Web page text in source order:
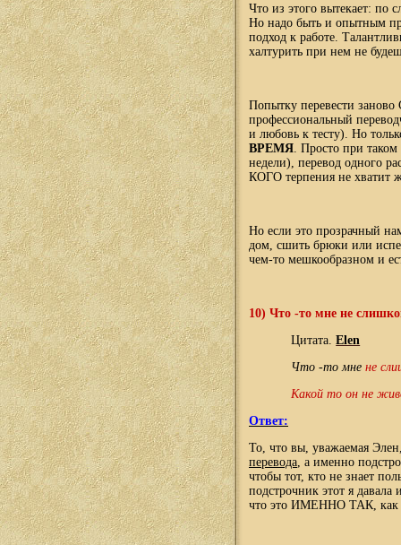
Что из этого вытекает: по
Но надо быть и опытным
подход к работе.
халтурить при нем не
Попытку перевести заново
профессиональный
и любовь к тесту). Но
ВРЕМЯ . Просто при
недели), перевод одного
КОГО терпения не хватит
Но если это прозрачный
дом, сшить брюки или
чем-то мешкообразном и
10) Что -то мне не
Цитата.Elen
Что -то мнене
Какой то он не
Ответ:
То, что вы, уважаемая
перевода , а именно
чтобы тот, кто не знает
подстрочник этот я
что это ИМЕННО ТАК, как